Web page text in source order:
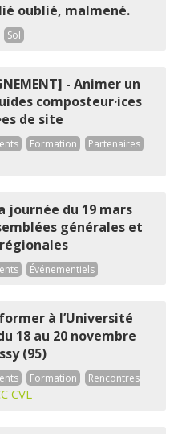
oublié, malmené.
Sol
- Animer un
composteur·ices
de site
Formation
Partenaires
journée du 19 mars
générales et
Événementiels
à l’Université
18 au 20 novembre
(95)
Formation
Rencontres
CVL